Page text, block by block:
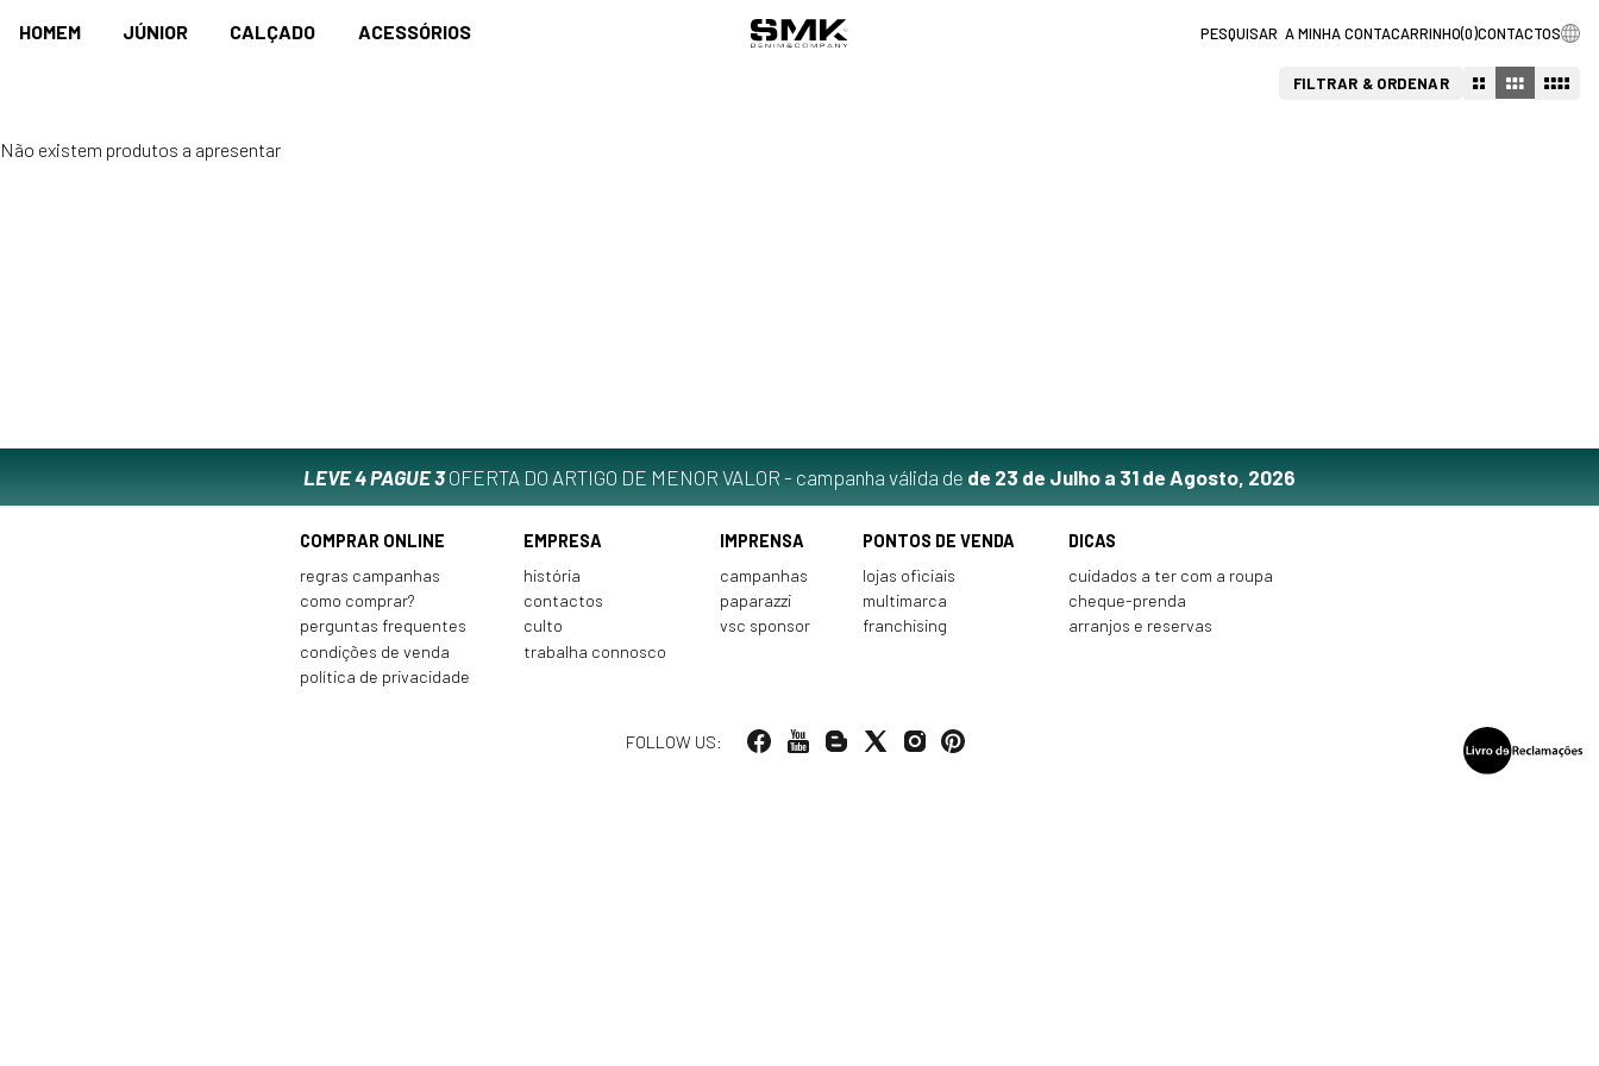
HOMEM JÚNIOR CALÇADO ACESSÓRIOS A MINHA CONTACARRINHO(0)CONTACTOS
FILTRAR & ORDENAR
Não existem produtos a apresentar
LEVE 4 PAGUE 3OFERTA DO ARTIGO DE MENOR VALOR - campanha válida de de 23 de Julho a 31 de Agosto, 2026
COMPRAR ONLINE
regras campanhas
como comprar?
perguntas frequentes
condições de venda
política de privacidade
EMPRESA
história
contactos
culto
trabalha connosco
IMPRENSA
campanhas
paparazzi
vsc sponsor
PONTOS DE VENDA
lojas oficiais
multimarca
franchising
DICAS
cuidados a ter com a roupa
cheque-prenda
arranjos e reservas
FOLLOW US: